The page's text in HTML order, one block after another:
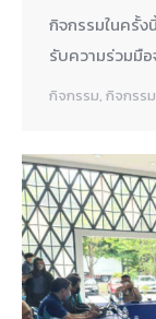
กิจกรรมในครั้ง
รับความร่วมมื
กิจกรรม, กิจกรร